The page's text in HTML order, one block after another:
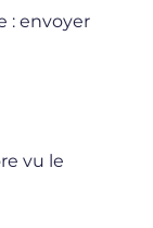
: envoyer
vu le